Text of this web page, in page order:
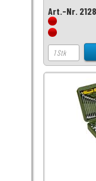
Art.-Nr.